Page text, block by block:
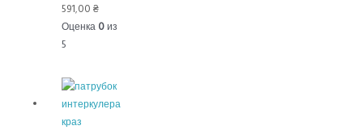
591,00 ₴
Оценка 0 из
5